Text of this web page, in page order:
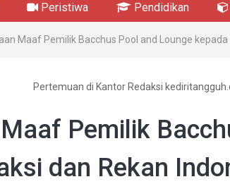
Peristiwa Pendidikan
Maaf Pemilik Bacchus Pool and Lounge
Pertemuan di Kantor Redaksi
Pemilik
dan Rekan